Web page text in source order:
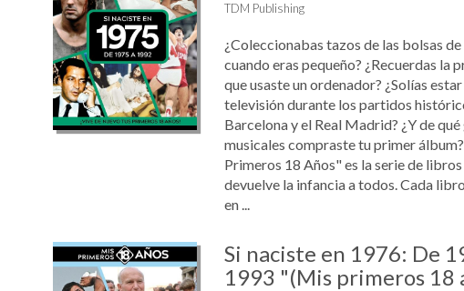
TDM Publishing
¿Coleccionabas tazos de las bolsas
cuando eras pequeño? ¿Recuerdas la
que usaste un ordenador? ¿Solías
televisión durante los partidos
Barcelona y el Real Madrid? ¿Y de
musicales compraste tu primer
Primeros 18 Años" es la serie de libros
devuelve la infancia a todos. Cada
en ...
Si naciste en 1976: De
1993 "(Mis primeros 18